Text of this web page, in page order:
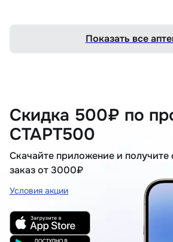
Показать все
Скидка 500₽ по
СТАРТ500
Скачайте приложение и получите
заказ от 3000₽
Условия акции